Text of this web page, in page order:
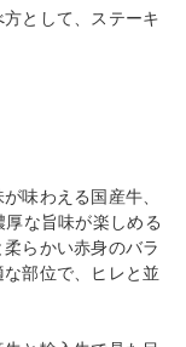
として、ステーキ
味わえる国産牛、
な旨味が楽しめる
らかい赤身のバラ
部位で、ヒレと並